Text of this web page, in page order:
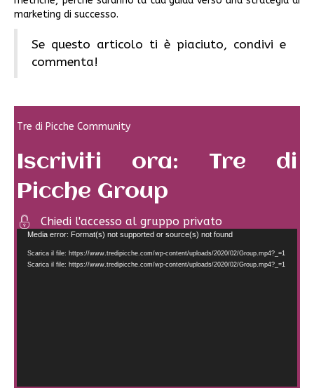
marketing di successo.
Se questo articolo ti è piaciuto, condivi e
commenta!
Tre di Picche Community
Iscriviti ora: Tre di
Picche Group
Chiedi l'accesso al gruppo privato
Video
Player
Media error: Format(s) not supported or source(s) not found
Scarica il file: https://www.tredipicche.com/wp-content/uploads/2020/02/Group.mp4?_=1
Scarica il file: https://www.tredipicche.com/wp-content/uploads/2020/02/Group.mp4?_=1